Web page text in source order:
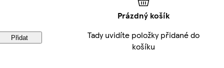
Přidat
Prázdný košík
Tady uvidíte položky přidané do
košíku